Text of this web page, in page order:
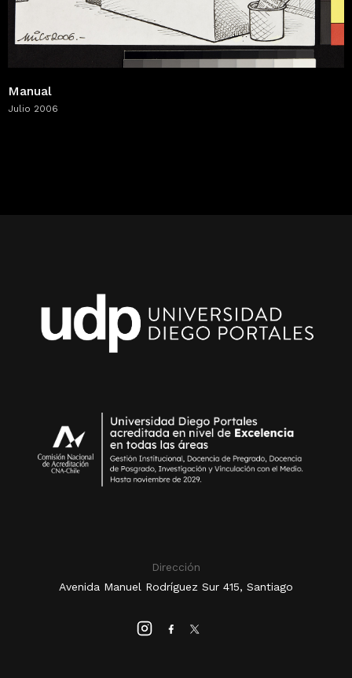
Manual
Julio 2006
Dirección
Avenida Manuel Rodríguez Sur 415, Santiago